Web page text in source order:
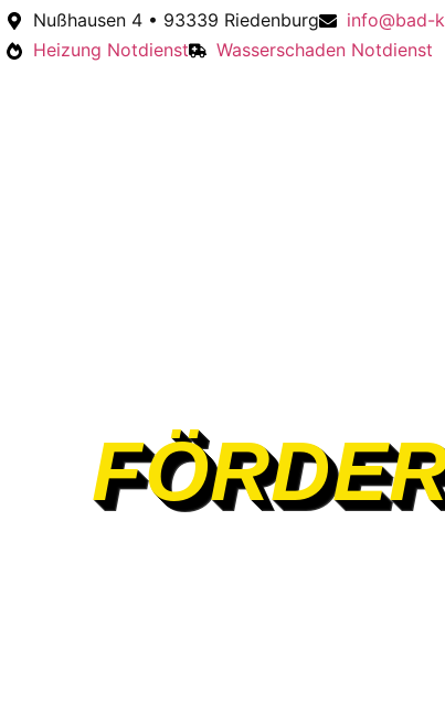
Nußhausen 4 • 93339 Riedenburg info@bad-
Heizung Notdienst
Wasserschaden Notdienst